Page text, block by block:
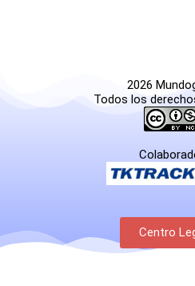
2026
Todos los
Centro